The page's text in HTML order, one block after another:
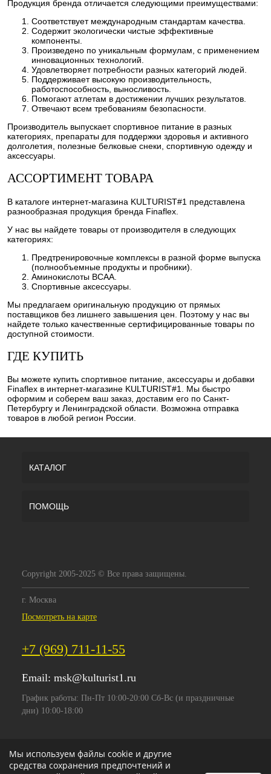
Продукция бренда отличается следующими преимуществами:
Соответствует международным стандартам качества.
Содержит экологически чистые эффективные
компоненты.
Произведено по уникальным формулам, с применением
инновационных технологий.
Удовлетворяет потребности разных категорий людей.
Поддерживает высокую производительность,
работоспособность, выносливость.
Помогают атлетам в достижении лучших результатов.
Отвечают всем требованиям безопасности.
Производитель выпускает спортивное питание в разных
категориях, препараты для поддержки здоровья и активного
долголетия, полезные белковые снеки, спортивную одежду и
аксессуары.
АССОРТИМЕНТ ТОВАРА
В каталоге интернет-магазина KULTURIST#1 представлена
разнообразная продукция бренда Finaflex.
У нас вы найдете товары от производителя в следующих
категориях:
Предтренировочные комплексы в разной форме выпуска
(полнообъемные продукты и пробники).
Аминокислоты BCAA.
Спортивные аксессуары.
Мы предлагаем оригинальную продукцию от прямых
поставщиков без лишнего завышения цен. Поэтому у нас вы
найдете только качественные сертифицированные товары по
доступной стоимости.
ГДЕ КУПИТЬ
Вы можете купить спортивное питание, аксессуары и добавки
Finaflex в интернет-магазине KULTURIST#1. Мы быстро
оформим и соберем ваш заказ, доставим его по Санкт-
Петербургу и Ленинградской области. Возможна отправка
товаров в любой регион России.
КАТАЛОГ
ПОМОЩЬ
Copyright 2005-2025 © Все права защищены.
г. Москва
Посмотреть на карте
+7 (969) 711-11-55
Email: msk@kulturist1.ru
График работы: Пн-Пт 10:00-20:00 Сб-Вс (и праздничные
дни) 10:00-18:00
Мы используем файлы cookie и другие
средства сохранения предпочтений и